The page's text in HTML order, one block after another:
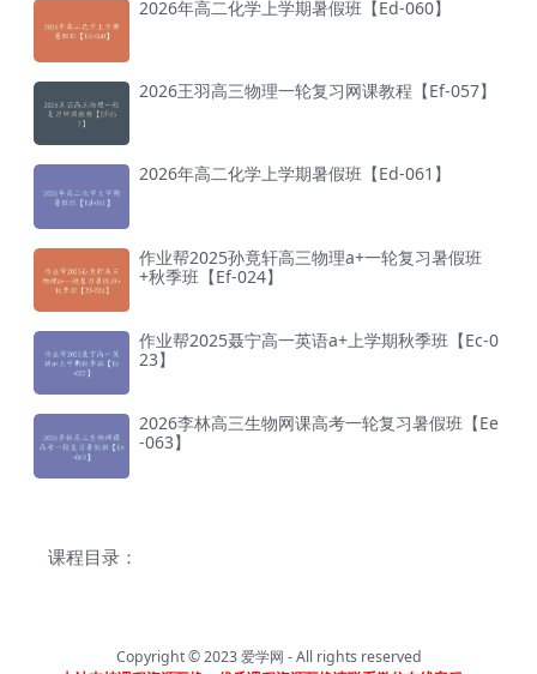
2026年高二化学上学期暑假班【Ed-060】
2026王羽高三物理一轮复习网课教程【Ef-057】
2026年高二化学上学期暑假班【Ed-061】
作业帮2025孙竟轩高三物理a+一轮复习暑假班
+秋季班【Ef-024】
作业帮2025聂宁高一英语a+上学期秋季班【Ec-0
23】
2026李林高三生物网课高考一轮复习暑假班【Ee
-063】
课程目录：
Copyright © 2023爱学网 - All rights reserved